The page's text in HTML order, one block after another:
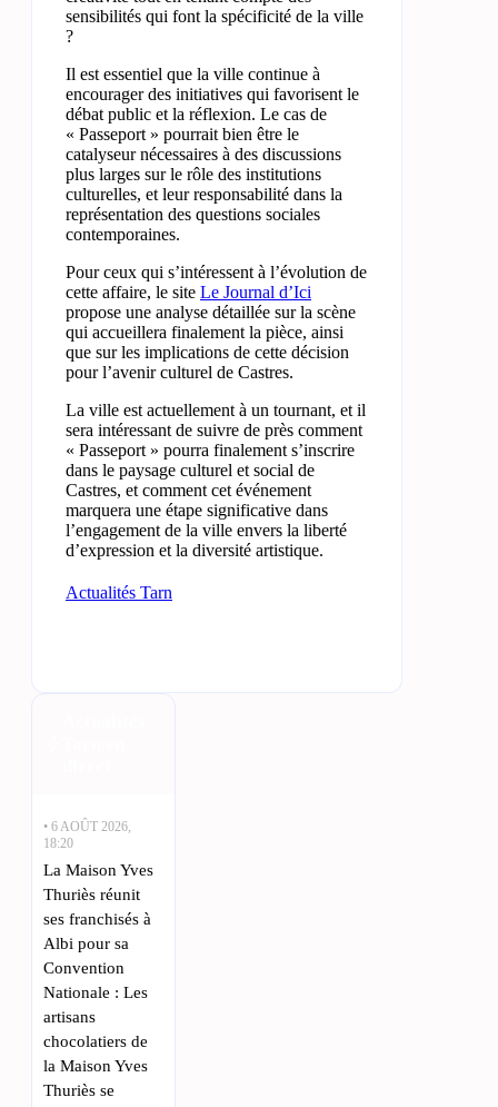
sensibilités qui font la spécificité de la ville
?
Il est essentiel que la ville continue à
encourager des initiatives qui favorisent le
débat public et la réflexion. Le cas de
« Passeport » pourrait bien être le
catalyseur nécessaires à des discussions
plus larges sur le rôle des institutions
culturelles, et leur responsabilité dans la
représentation des questions sociales
contemporaines.
Pour ceux qui s’intéressent à l’évolution de
cette affaire, le site Le Journal d’Ici
propose une analyse détaillée sur la scène
qui accueillera finalement la pièce, ainsi
que sur les implications de cette décision
pour l’avenir culturel de Castres.
La ville est actuellement à un tournant, et il
sera intéressant de suivre de près comment
« Passeport » pourra finalement s’inscrire
dans le paysage culturel et social de
Castres, et comment cet événement
marquera une étape significative dans
l’engagement de la ville envers la liberté
d’expression et la diversité artistique.
Actualités Tarn
• 6 AOÛT 2026,
18:20
La Maison Yves
Thuriès réunit
ses franchisés à
Albi pour sa
Convention
Nationale : Les
artisans
chocolatiers de
la Maison Yves
Thuriès se